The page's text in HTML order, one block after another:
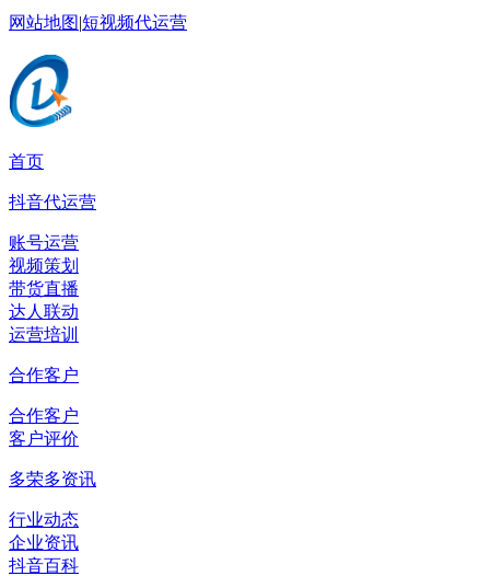
网站地图|短视频代运营
首页
抖音代运营
账号运营
视频策划
带货直播
达人联动
运营培训
合作客户
合作客户
客户评价
多荣多资讯
行业动态
企业资讯
抖音百科